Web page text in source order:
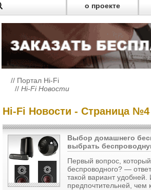
о проекте
// Портал Hi-Fi
// Hi-Fi Новости
Hi-Fi Новости - Страница №4
Выбор домашнего
выбрать
Первый вопрос,
беспроводного? —
такой вариант
предпочтительней, чем